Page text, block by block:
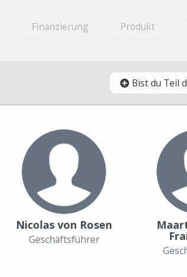
Finanzierung Produkt
Bist du Teil
Nicolas von Rosen
Geschäftsführer